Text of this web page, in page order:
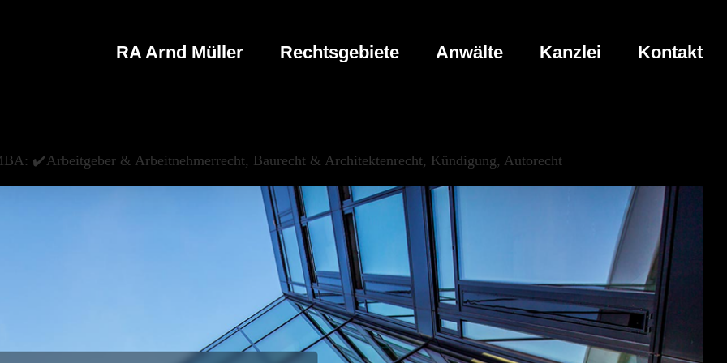
RA Arnd Müller Rechtsgebiete Anwälte Kanzlei Kontakt
✔️Arbeitgeber & Arbeitnehmerrecht, Baurecht & Architektenrecht, Kündigung, Autorecht